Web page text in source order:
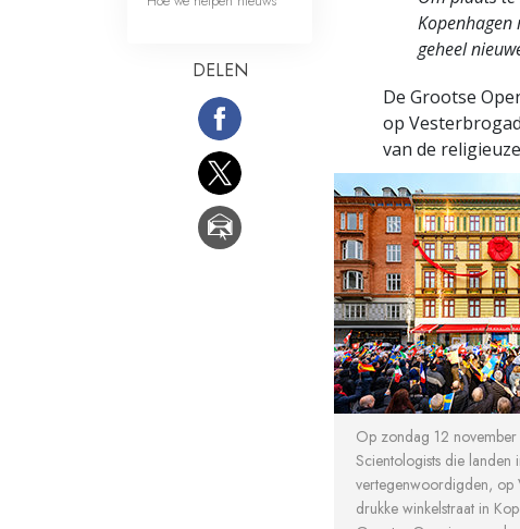
Kopenhagen
geheel
De Grootse
op
van de
Op zondag 12 november
Scientologists die landen
vertegenwoordigden, op
drukke winkelstraat in
DELEN